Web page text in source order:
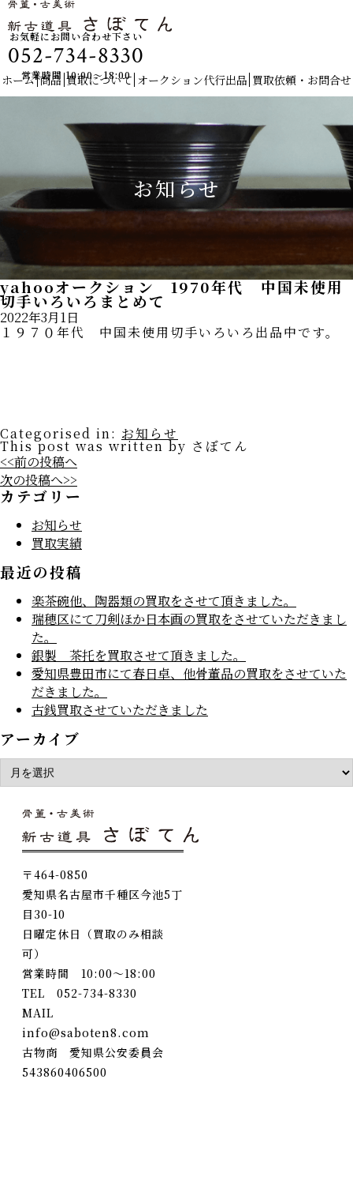
お気軽にお問い合わせ下さい
052-734-8330
営業時間 10:00〜18:00
ホーム 商品 買取について オークション代行出品 買取依頼・お問合せ
お知らせ
yahooオークション 1970年代 中国未使用
切手いろいろまとめて
2022年3月1日
１９７０年代 中国未使用切手いろいろ出品中です。
Categorised in: お知らせ
This post was written by さぼてん
<<前の投稿へ
次の投稿へ>>
カテゴリー
お知らせ
買取実績
最近の投稿
楽茶碗他、陶器類の買取をさせて頂きました。
瑞穂区にて刀剣ほか日本画の買取をさせていただきまし
た。
銀製 茶托を買取させて頂きました。
愛知県豊田市にて春日卓、他骨董品の買取をさせていた
だきました。
古銭買取させていただきました
アーカイブ
〒464-0850
愛知県名古屋市千種区今池5丁
目30-10
日曜定休日（買取のみ相談
可）
営業時間 10:00～18:00
TEL 052-734-8330
MAIL
info@saboten8.com
古物商 愛知県公安委員会
543860406500